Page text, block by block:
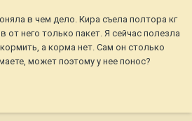
в чем дело. Кира съела полтора кг
от него только пакет. Я сейчас полезла
а корма нет. Сам он столько
может поэтому у нее понос?